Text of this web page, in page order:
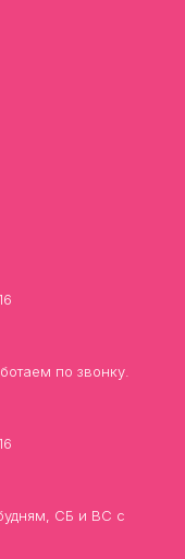
по звонку.
СБ и ВС с